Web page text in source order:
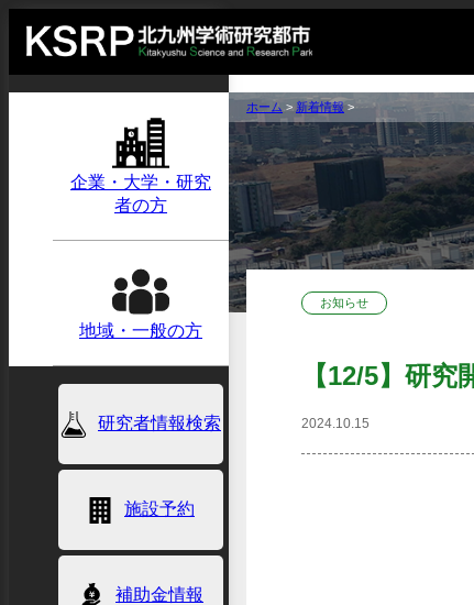
企業・大学・研究
者の方
地域・一般の方
研究者情報検索
施設予約
補助金情報
ホーム > 新着情報 >
お知らせ
【12/5】研
2024.10.15